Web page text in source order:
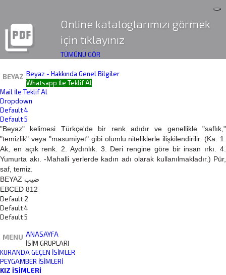
picture_as_pdf
Online kataloglarımızı görmek
için tıklayınız
TÜMÜNÜ GÖR
BEYAZ Beyaz - Hakkında Genel Bilgiler
Whatsapp İle Teklif Al
Mail İle Teklif Al
Dropdown
Default 4
Default 5
"Beyaz" kelimesi Türkçe'de bir renk adıdır ve genellikle "saflık,"
"temizlik" veya "masumiyet" gibi olumlu niteliklerle ilişkilendirilir. (Ka. 1.
Ak, en açık renk. 2. Aydınlık. 3. Deri rengine göre bir insan ırkı. 4.
Yumurta akı. -Mahalli yerlerde kadın adı olarak kullanılmakladır.) Pür,
saf, temiz.
BEYAZ ضيب
EBCED 812
Default 2
Default 4
Default 5
MENU ANASAYFA
İSİM GRUPLARI
KURANDA GEÇEN İSIMLER
PEYGAMBER İSIMLERI
KIZ İSIMLERI